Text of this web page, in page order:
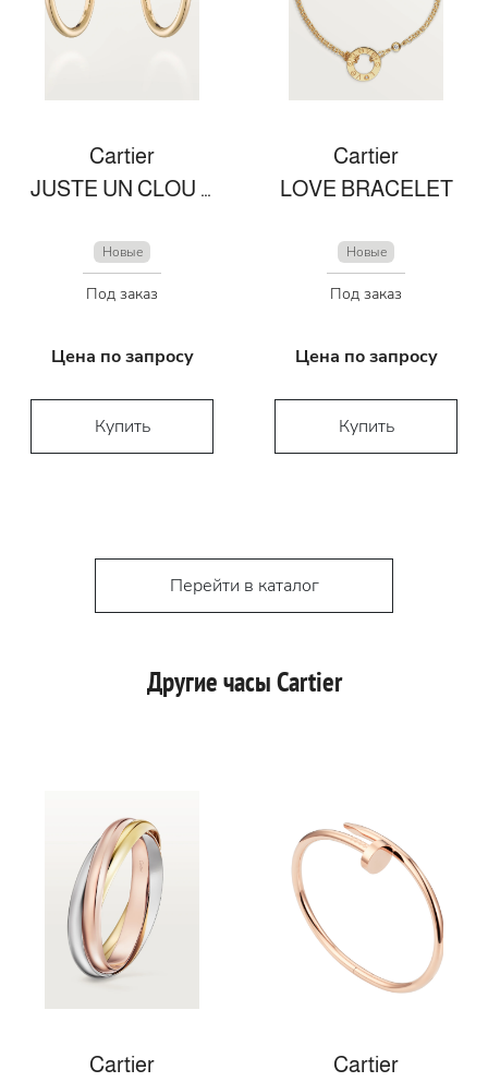
Cartier
JUSTE UN CLOU EARRINGS
Новые
Под заказ
Цена по запросу
Купить
Cartier
LOVE BRACELET
Новые
Под заказ
Цена по запросу
Купить
Перейти в каталог
Другие часы Cartier
Cartier
Cartier